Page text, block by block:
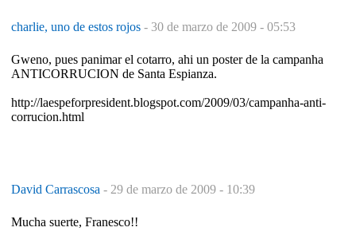
charlie, uno de estos rojos - 30 de marzo de 2009 - 05:53
Gweno, pues panimar el cotarro, ahi un poster de la campanha
ANTICORRUCION de Santa Espianza.
http://laespeforpresident.blogspot.com/2009/03/campanha-anti-
corrucion.html
David Carrascosa - 29 de marzo de 2009 - 10:39
Mucha suerte, Franesco!!